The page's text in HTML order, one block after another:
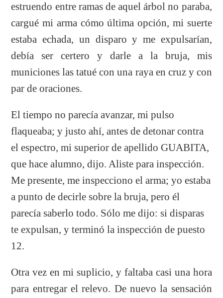
estruendo entre ramas de aquel árbol no paraba,
cargué mi arma cómo última opción, mi suerte
estaba echada, un disparo y me expulsarían,
debía ser certero y darle a la bruja, mis
municiones las tatué con una raya en cruz y con
par de oraciones.
El tiempo no parecía avanzar, mi pulso
flaqueaba; y justo ahí, antes de detonar contra
el espectro, mi superior de apellido GUABITA,
que hace alumno, dijo. Aliste para inspección.
Me presente, me inspecciono el arma; yo estaba
a punto de decirle sobre la bruja, pero él
parecía saberlo todo. Sólo me dijo: si disparas
te expulsan, y terminó la inspección de puesto
12.
Otra vez en mi suplicio, y faltaba casi una hora
para entregar el relevo. De nuevo la sensación